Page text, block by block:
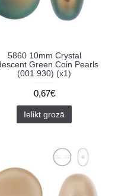
5860 10mm Crystal
Green Coin Pearls
(001 930) (x1)
0,67€
Ielikt grozā